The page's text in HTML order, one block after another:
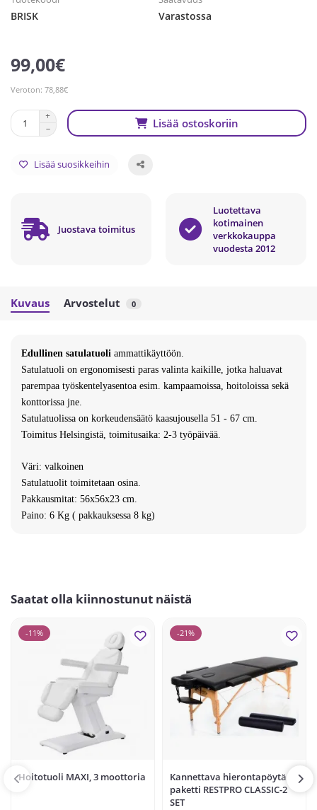
BRISK Varastossa
99,00€
Veroton: 78,88€
Lisää ostoskoriin
Lisää suosikkeihin
Juostava toimitus
Luotettava
kotimainen
verkkokauppa
vuodesta 2012
Kuvaus Arvostelut 0
Edullinen satulatuoli ammattikäyttöön.
Satulatuoli on ergonomisesti paras valinta kaikille, jotka haluavat
parempaa työskentelyasentoa esim. kampaamoissa, hoitoloissa sekä
konttorissa jne.
Satulatuolissa on korkeudensäätö kaasujousella 51 - 67 cm.
Toimitus Helsingistä, toimitusaika: 2-3 työpäivää.
Väri: valkoinen
Satulatuolit toimitetaan osina.
Pakkausmitat: 56x56x23 cm.
Paino: 6 Kg ( pakkauksessa 8 kg)
Saatat olla kiinnostunut näistä
-11%
Hoitotuoli MAXI, 3 moottoria
-21%
Kannettava hierontapöytä
paketti RESTPRO CLASSIC-2
SET